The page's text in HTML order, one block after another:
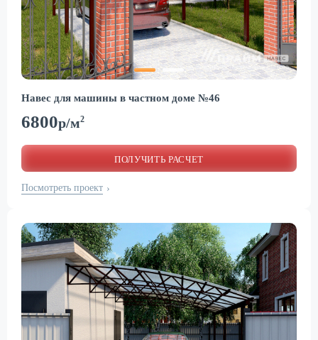
Навес для машины в частном доме №46
6800р/м2
ПОЛУЧИТЬ РАСЧЕТ
Посмотреть проект ›